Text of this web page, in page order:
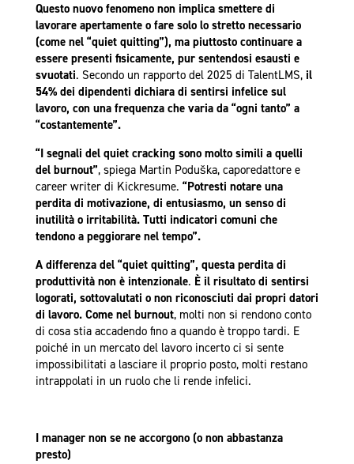
Questo nuovo fenomeno non implica smettere di
lavorare apertamente o fare solo lo stretto necessario
(come nel “quiet quitting”), ma piuttosto continuare a
essere presenti fisicamente, pur sentendosi esausti e
svuotati. Secondo un rapporto del 2025 di TalentLMS,il
54% dei dipendenti dichiara di sentirsi infelice sul
lavoro, con una frequenza che varia da “ogni tanto” a
“costantemente”.
“I segnali del quiet cracking sono molto simili a quelli
del burnout”, spiega Martin Poduška, caporedattore e
career writer di Kickresume. “Potresti notare una
perdita di motivazione, di entusiasmo, un senso di
inutilità o irritabilità. Tutti indicatori comuni che
tendono a peggiorare nel tempo”.
A differenza del “quiet quitting”, questa perdita di
produttività non è intenzionale. È il risultato di sentirsi
logorati, sottovalutati o non riconosciuti dai propri datori
di lavoro. Come nel burnout, molti non si rendono conto
di cosa stia accadendo fino a quando è troppo tardi. E
poiché in un mercato del lavoro incerto ci si sente
impossibilitati a lasciare il proprio posto, molti restano
intrappolati in un ruolo che li rende infelici.
I manager non se ne accorgono (o non abbastanza
presto)